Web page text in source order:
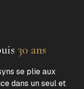
30 ans
se plie aux
dans un seul et